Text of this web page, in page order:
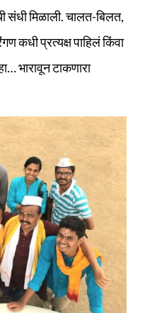
संधी मिळाली. चालत-बिलत,
कधी प्रत्यक्ष पाहिलं किंवा
भारावून टाकणारा